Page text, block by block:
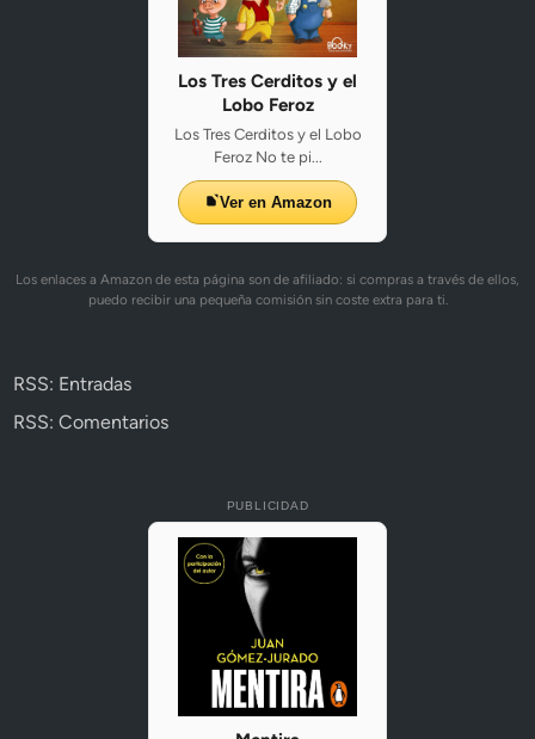
Los Tres Cerditos y el
Lobo Feroz
Los Tres Cerditos y el Lobo
Feroz No te pi...
Ver en Amazon
Los enlaces a Amazon de esta página son de afiliado: si compras a través de ellos,
puedo recibir una pequeña comisión sin coste extra para ti.
RSS: Entradas
RSS: Comentarios
PUBLICIDAD